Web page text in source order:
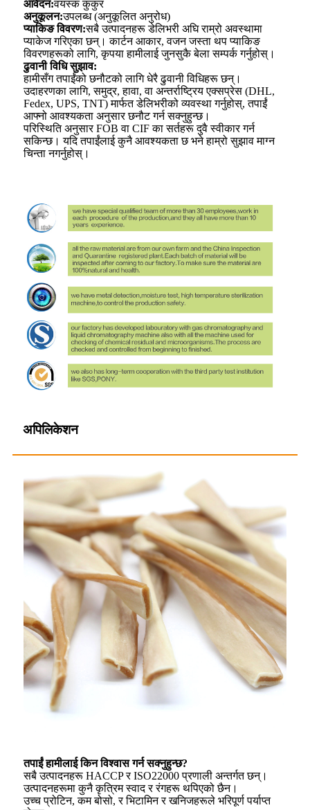
आवेदन:वयस्क कुकुर
अनुकूलन:उपलब्ध (अनुकूलित अनुरोध)
प्याकिङ विवरण:सबै उत्पादनहरू डेलिभरी अघि राम्रो अवस्थामा
प्याकेज गरिएका छन्। कार्टन आकार, वजन जस्ता थप प्याकिङ
विवरणहरूको लागि, कृपया हामीलाई जुनसुकै बेला सम्पर्क गर्नुहोस्।
ढुवानी विधि सुझाव:
हामीसँग तपाईंको छनौटको लागि धेरै ढुवानी विधिहरू छन्।
उदाहरणका लागि, समुद्र, हावा, वा अन्तर्राष्ट्रिय एक्सप्रेस (DHL,
Fedex, UPS, TNT) मार्फत डेलिभरीको व्यवस्था गर्नुहोस्, तपाईं
आफ्नो आवश्यकता अनुसार छनौट गर्न सक्नुहुन्छ।
परिस्थिति अनुसार FOB वा CIF का सर्तहरू दुवै स्वीकार गर्न
सकिन्छ। यदि तपाईंलाई कुनै आवश्यकता छ भने हाम्रो सुझाव माग्न
चिन्ता नगर्नुहोस्।
अपिलिकेशन
तपाईं हामीलाई किन विश्वास गर्न सक्नुहुन्छ?
सबै उत्पादनहरू HACCP र ISO22000 प्रणाली अन्तर्गत छन्।
उत्पादनहरूमा कुनै कृत्रिम स्वाद र रंगहरू थपिएको छैन।
उच्च प्रोटिन, कम बोसो, र भिटामिन र खनिजहरूले भरिपूर्ण पर्याप्त